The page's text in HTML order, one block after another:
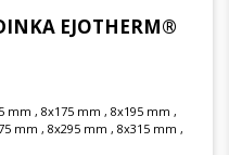
EJOTHERM®
mm , 8x175 mm , 8x195 mm ,
mm , 8x295 mm , 8x315 mm ,